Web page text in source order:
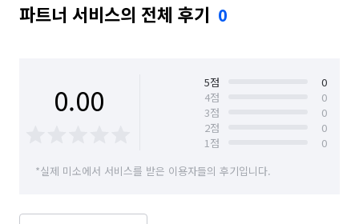
파트너 서비스의 전체 후기 0
0.00 5점
0
4점
0
3점
0
2점
0
1점
0
*실제 미소에서 서비스를 받은 이용자들의 후기입니다.